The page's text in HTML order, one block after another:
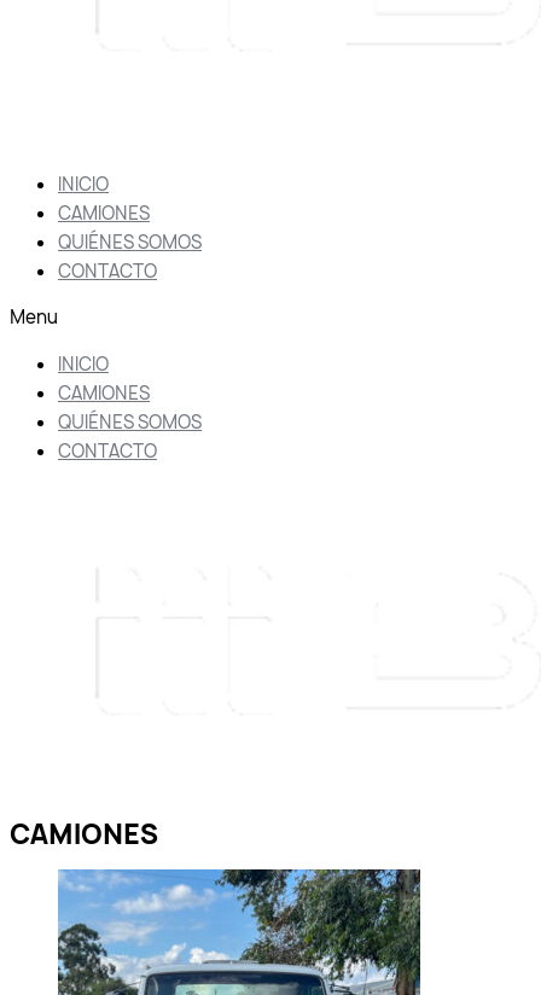
INICIO
CAMIONES
QUIÉNES SOMOS
CONTACTO
Menu
INICIO
CAMIONES
QUIÉNES SOMOS
CONTACTO
CAMIONES